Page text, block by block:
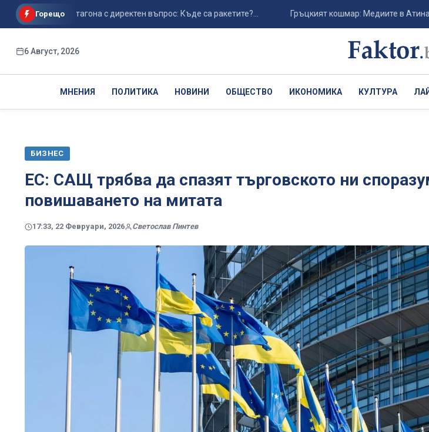
Горещо
на Пентагона с директен въпрос: Къде са ракетите?... Гръцкият кошмар: Медиите в Атина
6 Август, 2026
МНЕНИЯ ПОЛИТИКА НОВИНИ ОБЩЕСТВО ИКОНОМИКА КУЛТУРА
БИЗНЕС
ЕС: САЩ трябва да спазят търговското ни
повишаването на митата
17:33, 22 Февруари, 2026 Светослав Пинтев